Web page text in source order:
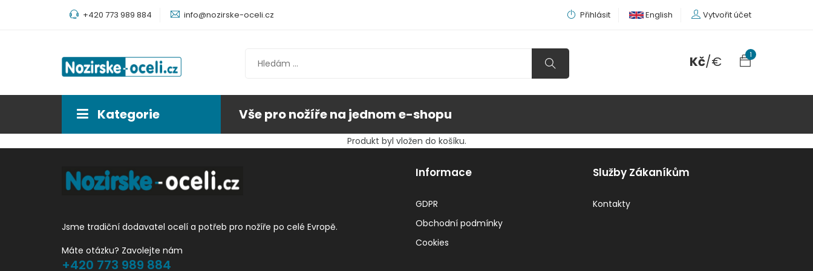
+420 773 989 884 info@nozirske-oceli.cz Přihlásit English Vytvořit účet
Kč/€ 1
Kategorie Vše pro nožíře na jednom e-shopu
Produkt byl vložen do košíku.
Jsme tradiční dodavatel ocelí a potřeb pro nožíře po celé Evropě.
Máte otázku? Zavolejte nám
+420 773 989 884
Informace
GDPR
Obchodní podmínky
Cookies
Služby Zákaníkům
Kontakty